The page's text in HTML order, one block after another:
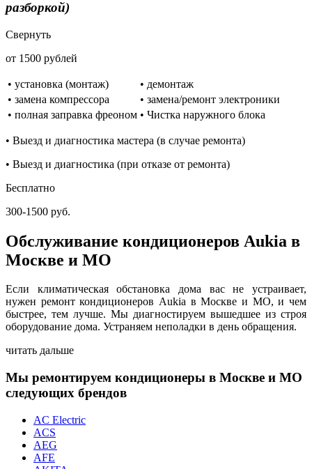
разборкой)
Свернуть
от 1500 рублей
• установка (монтаж)
• демонтаж
• замена компрессора
• замена/ремонт электроники
• полная заправка фреоном • Чистка наружного блока
• Выезд и диагностика мастера (в случае ремонта)
• Выезд и диагностика (при отказе от ремонта)
Бесплатно
300-1500 руб.
Обслуживание кондиционеров Aukia в
Москве и МО
Если климатическая обстановка дома вас не устраивает,
нужен ремонт кондиционеров Aukia в Москве и МО, и чем
быстрее, тем лучше. Мы диагностируем вышедшее из строя
оборудование дома. Устраняем неполадки в день обращения.
читать дальше
Мы ремонтируем кондиционеры в Москве и МО
следующих брендов
AC Electric
ACS
AEG
AFE